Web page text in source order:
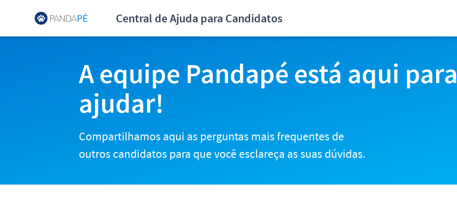
Central de Ajuda para Candidatos
Central de Ajuda para Candidatos
A equipe Pandapé está aqui para
ajudar!
Compartilhamos aqui as perguntas mais frequentes de
outros candidatos para que você esclareça as suas dúvidas.